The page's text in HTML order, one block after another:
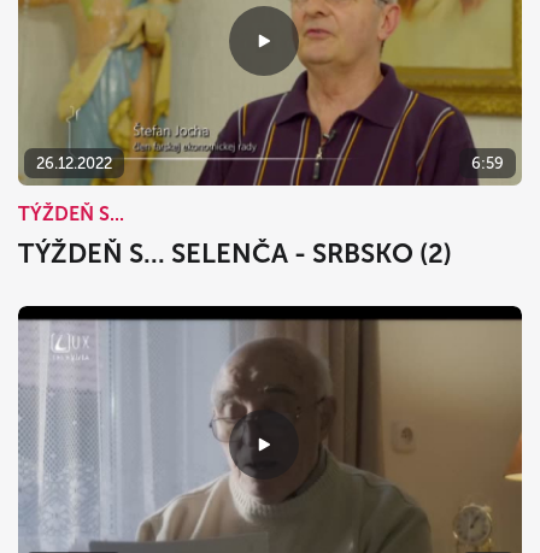
26.12.2022 6:59
TÝŽDEŇ S...
TÝŽDEŇ S... SELENČA - SRBSKO (2)